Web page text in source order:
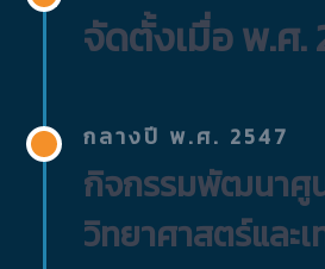
จัดตั้งเมื่อ พ.ศ.
กลางปี พ.ศ. 2547
กิจกรรมพัฒนาศู
วิทยาศาสตร์และ